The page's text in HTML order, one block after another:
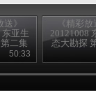
送》
东亚生
二集
50:33
《精彩放
20121008
态大勘探